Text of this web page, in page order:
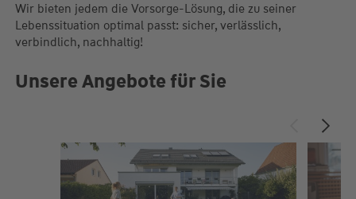
Wir bieten jedem die Vorsorge-Lösung, die zu seiner
Lebenssituation optimal passt: sicher, verlässlich,
verbindlich, nachhaltig!
Unsere Angebote für Sie